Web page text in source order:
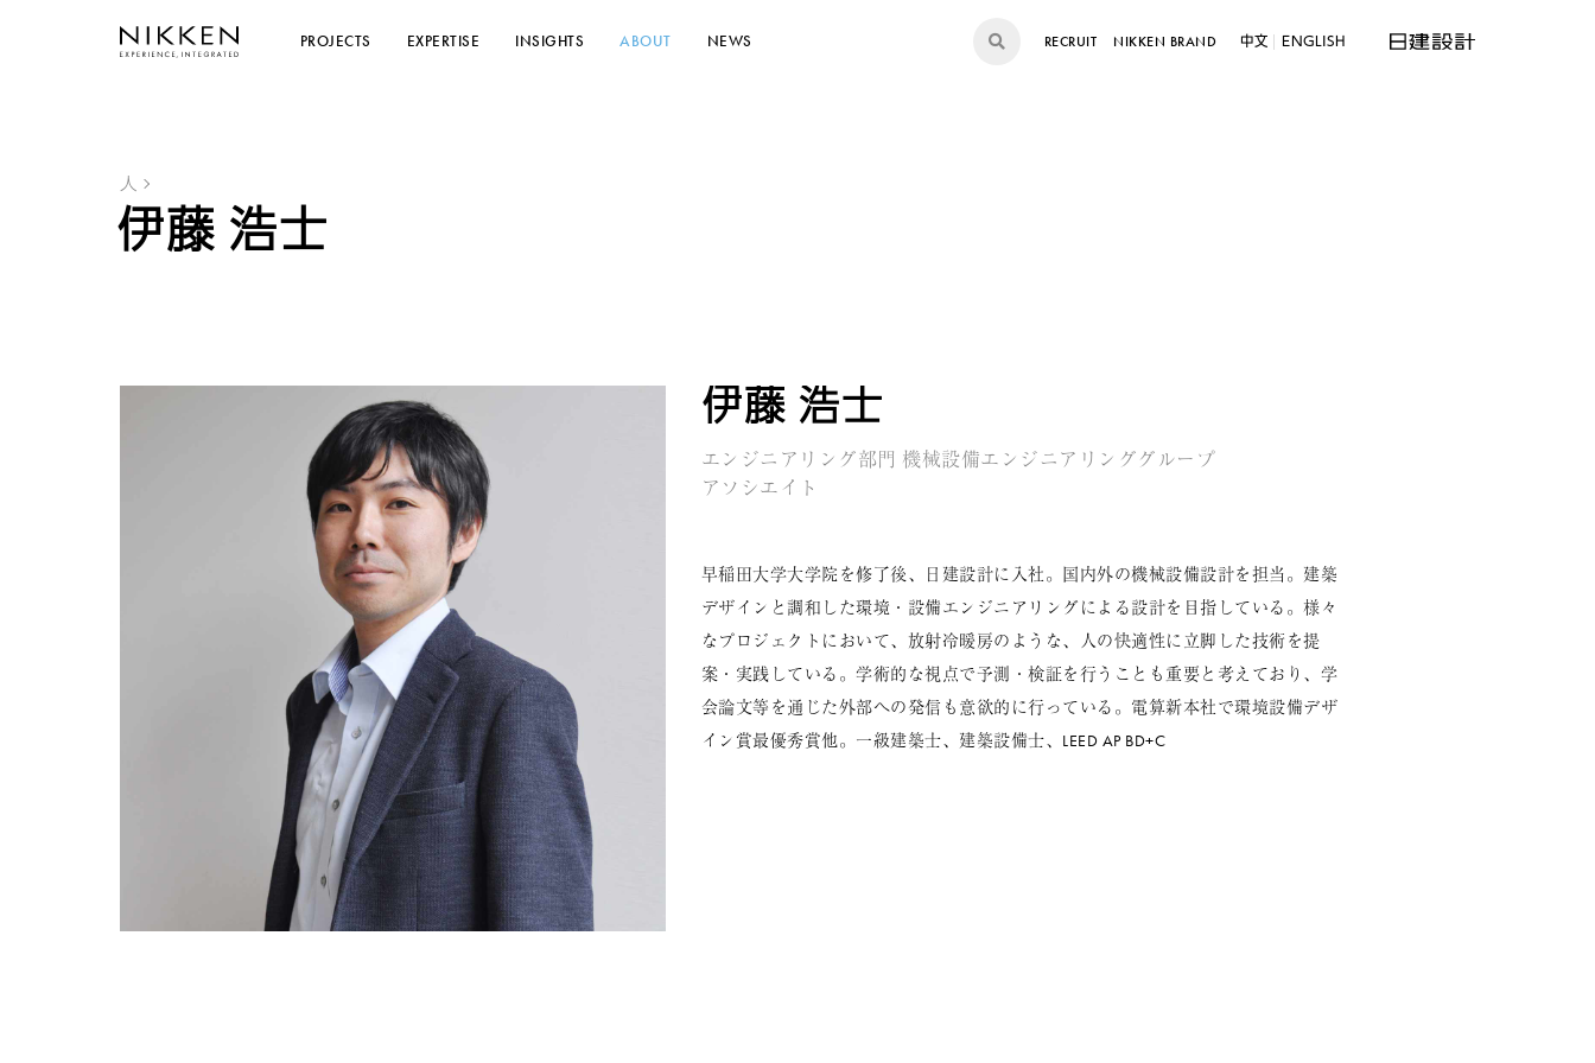
PROJECTS EXPERTISE INSIGHTS ABOUT NEWS RECRUIT NIKKEN BRAND 中文 ENGLISH
人
伊藤 浩士
伊藤 浩士
エンジニアリング部門 機械設備エンジニアリンググループ
アソシエイト
早稲田大学大学院を修了後、日建設計に入社。国内外の機械設備設計を担当。建築
デザインと調和した環境・設備エンジニアリングによる設計を目指している。様々
なプロジェクトにおいて、放射冷暖房のような、人の快適性に立脚した技術を提
案・実践している。学術的な視点で予測・検証を行うことも重要と考えており、学
会論文等を通じた外部への発信も意欲的に行っている。電算新本社で環境設備デザ
イン賞最優秀賞他。一級建築士、建築設備士、LEED AP BD+C